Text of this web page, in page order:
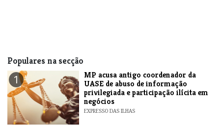
Populares na secção
1
MP acusa antigo coordenador da
UASE de abuso de informação
privilegiada e participação ilícita em
negócios
EXPRESSO DAS ILHAS